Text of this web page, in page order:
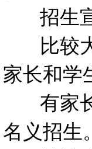
招生宣
比较大
家长和学
有家长
名义招生。